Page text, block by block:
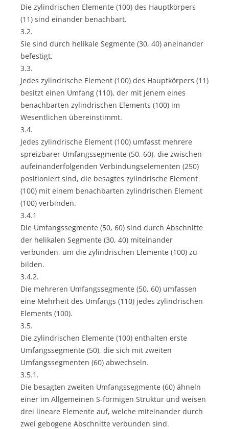
Die zylindrischen Elemente (100) des Hauptkörpers
(11) sind einander benachbart.
3.2.
Sie sind durch helikale Segmente (30, 40) aneinander
befestigt.
3.3.
Jedes zylindrische Element (100) des Hauptkörpers (11)
besitzt einen Umfang (110), der mit jenem eines
benachbarten zylindrischen Elements (100) im
Wesentlichen übereinstimmt.
3.4.
Jedes zylindrische Element (100) umfasst mehrere
spreizbarer Umfangssegmente (50, 60), die zwischen
aufeinanderfolgenden Verbindungselementen (250)
positioniert sind, die besagtes zylindrische Element
(100) mit einem benachbarten zylindrischen Element
(100) verbinden.
3.4.1
Die Umfangssegmente (50, 60) sind durch Abschnitte
der helikalen Segmente (30, 40) miteinander
verbunden, um die zylindrischen Elemente (100) zu
bilden.
3.4.2.
Die mehreren Umfangssegmente (50, 60) umfassen
eine Mehrheit des Umfangs (110) jedes zylindrischen
Elements (100).
3.5.
Die zylindrischen Elemente (100) enthalten erste
Umfangssegmente (50), die sich mit zweiten
Umfangssegmenten (60) abwechseln.
3.5.1.
Die besagten zweiten Umfangssegmente (60) ähneln
einer im Allgemeinen S-förmigen Struktur und weisen
drei lineare Elemente auf, welche miteinander durch
zwei gebogene Abschnitte verbunden sind.